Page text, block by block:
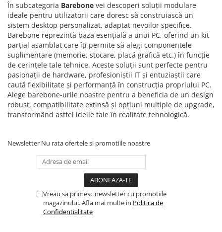
Capete imprimare
Cartuse inkjet si cerneala
Hartie
Ribbon
Developer
Consumabile imprimanta
compatibile
Tonere compatibile
Cartuse compatibile
Imprimante 3D
Filament imprimanta 3D
În subcategoria Barebone vei descoperi soluții modulare
ideale pentru utilizatorii care doresc să construiască un
sistem desktop personalizat, adaptat nevoilor specifice.
Barebone reprezintă baza esențială a unui PC, oferind un kit
parțial asamblat care îți permite să alegi componentele
suplimentare (memorie, stocare, placă grafică etc.) în funcție
de cerințele tale tehnice. Aceste soluții sunt perfecte pentru
pasionații de hardware, profesioniștii IT și entuziaștii care
caută flexibilitate și performanță în construcția propriului PC.
Alege barebone-urile noastre pentru a beneficia de un design
robust, compatibilitate extinsă și opțiuni multiple de upgrade,
transformând astfel ideile tale în realitate tehnologică.
Newsletter Nu rata ofertele si promotiile noastre
Vreau sa primesc newsletter cu promotiile
magazinului. Afla mai multe in Politica de
Confidentialitate